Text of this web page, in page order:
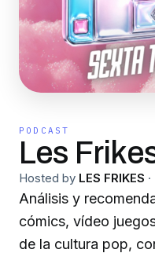
PODCAST
Les
Hosted by LES FRIKES ·
Análisis y
cómics, vídeo
de la cultura pop,